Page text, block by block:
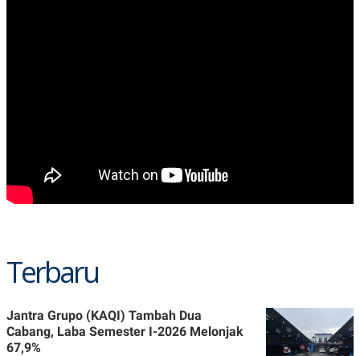
Terbaru
Jantra Grupo (KAQI) Tambah Dua
Cabang, Laba Semester I-2026 Melonjak
67,9%